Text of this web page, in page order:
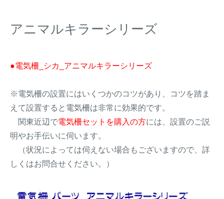
アニマルキラーシリーズ
●電気柵_シカ_アニマルキラーシリーズ
※電気柵の設置にはいくつかのコツがあり、コツを踏ま
えて設置すると電気柵は非常に効果的です。
関東近辺で電気柵セットを購入の方には、設置のご説
明やお手伝いに伺います。
（状況によっては伺えない場合もございますので、詳
しくはお問合せください。）
いのししくんTREL4G-Rアニマルネット2300
電気柵
サーカメラ）
箱わな
クビシン・ネズミ等）
防獣・防鳥ネット